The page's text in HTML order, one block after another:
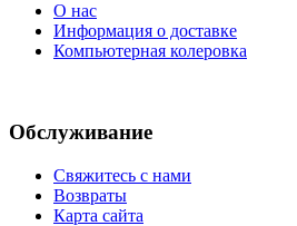
О нас
Информация о доставке
Компьютерная колеровка
Обслуживание
Свяжитесь с нами
Возвраты
Карта сайта